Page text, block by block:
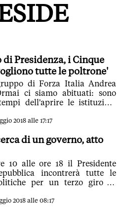
Presidenza, i Cinque
tutte le poltrone'
di Forza Italia Andrea
ci siamo abituati: sono
dell'aprire le istituzioni
2018 alle 17:17
di un governo, atto
10 alle ore 18 il Presidente
incontrerà tutte le
per un terzo giro di
2018 alle 08:17